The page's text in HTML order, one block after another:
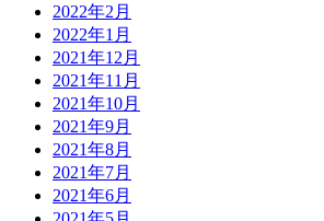
2022年2月
2022年1月
2021年12月
2021年11月
2021年10月
2021年9月
2021年8月
2021年7月
2021年6月